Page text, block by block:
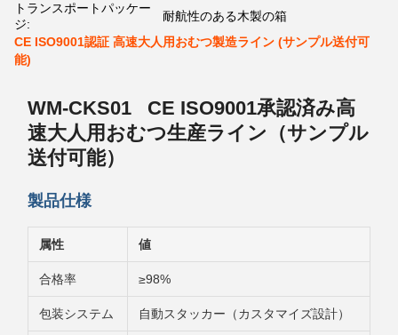
トランスポートパッケー
ジ:
耐航性のある木製の箱
CE ISO9001認証 高速大人用おむつ製造ライン (サンプル送付可
能)
WM-CKS01 CE ISO9001承認済み高
速大人用おむつ生産ライン（サンプル
送付可能）
製品仕様
属性 値
合格率 ≥98%
包装システム 自動スタッカー（カスタマイズ設計）